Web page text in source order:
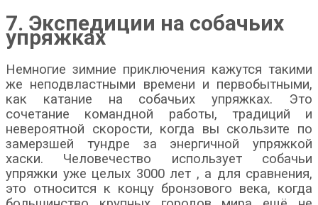
7. Экспедиции на собачьих
упряжках
Немногие зимние приключения кажутся такими
же неподвластными времени и первобытными,
как катание на собачьих упряжках. Это
сочетание командной работы, традиций и
невероятной скорости, когда вы скользите по
замерзшей тундре за энергичной упряжкой
хаски. Человечество использует собачьи
упряжки уже целых 3000 лет , а для сравнения,
это относится к концу бронзового века, когда